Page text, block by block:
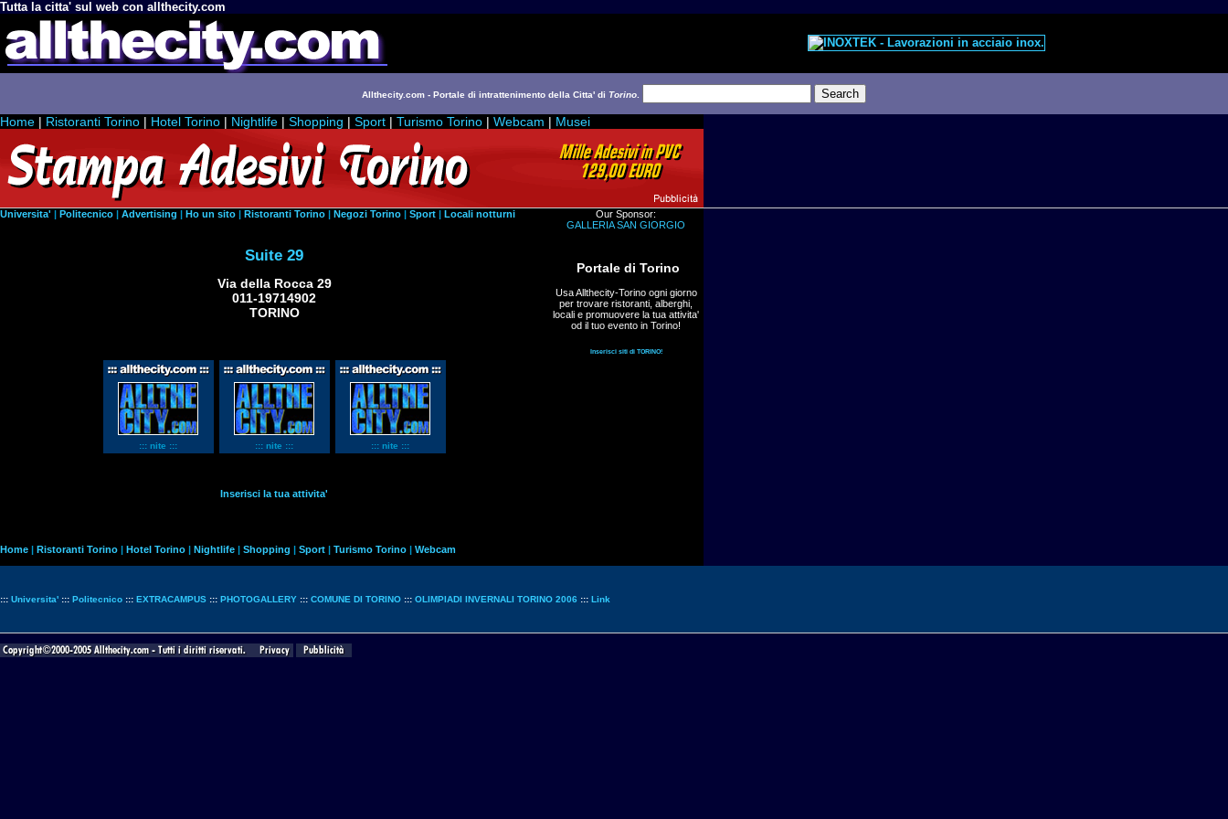
Tutta la citta' sul web con allthecity.com
Allthecity.com - Portale di intrattenimento della Citta' di Torino
Home | Ristoranti Torino | Hotel Torino | Nightlife | Shopping | Sport | Turismo Torino | Webcam | Musei
Universita' | Politecnico | Advertising | Ho un sito | Ristoranti Torino | Negozi Torino | Sport | Locali notturni
Our Sponsor:
GALLERIA SAN GIORGIO
Portale di Torino
Usa Allthecity-Torino ogni giorno
per trovare ristoranti, alberghi,
locali e promuovere la tua attivita'
od il tuo evento in Torino!
Inserisci siti di TORINO!
Suite 29
Via della Rocca 29
011-19714902
TORINO
::: nite ::: ::: nite ::: ::: nite :::
Inserisci la tua attivita'
Home | Ristoranti Torino | Hotel Torino | Nightlife | Shopping | Sport | Turismo Torino | Webcam
::: Universita' ::: Politecnico ::: EXTRACAMPUS ::: PHOTOGALLERY ::: COMUNE DI TORINO ::: OLIMPIADI INVERNALI TORINO 2006 ::: Link